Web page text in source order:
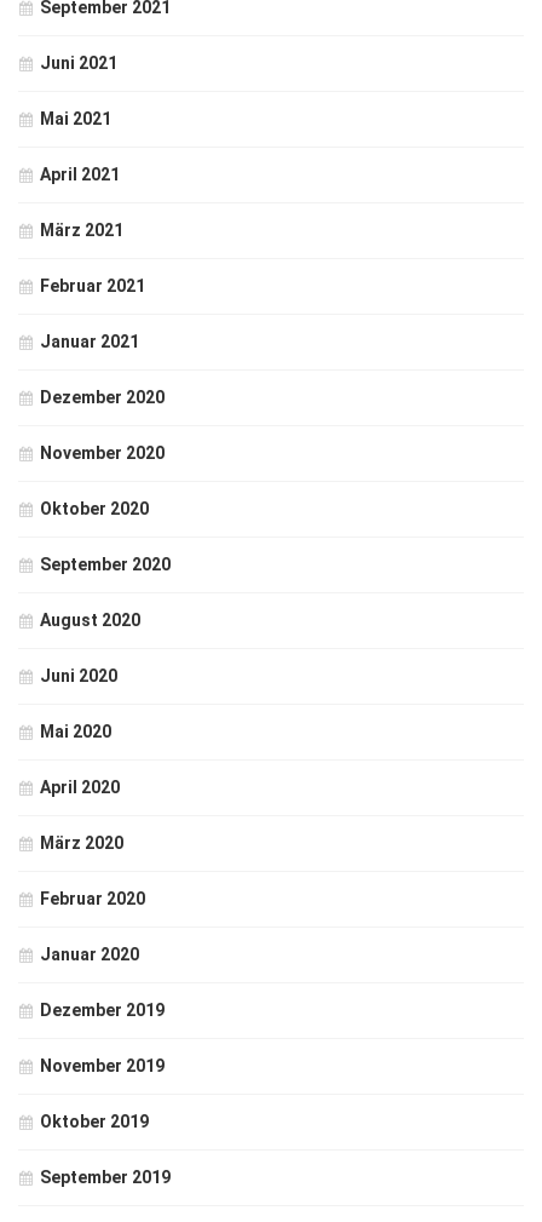
September 2021
Juni 2021
Mai 2021
April 2021
März 2021
Februar 2021
Januar 2021
Dezember 2020
November 2020
Oktober 2020
September 2020
August 2020
Juni 2020
Mai 2020
April 2020
März 2020
Februar 2020
Januar 2020
Dezember 2019
November 2019
Oktober 2019
September 2019